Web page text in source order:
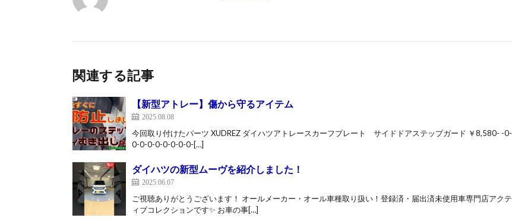
関連する記事
【新型アトレー】傷から守るアイテム
2025.08.08
今回取り付けたパーツ XUDREZ ダイハツアトレースカーフプレート サイドドアステップガード ￥8,580- -0-
0-0-0-0-0-0-0-0-[…]
ダイハツの新型ムーヴを紹介しました！
2025.06.07
ご視聴ありがとうございます！ オールメーカー・オール車種取り扱い！登録済・届出済未使用車専門店アクテ
ィブコレクションです✨ お車の事[…]